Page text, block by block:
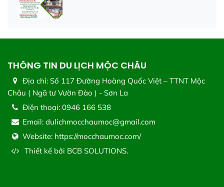
THÔNG TIN DU LỊCH MỘC CHÂU
Địa chỉ: Số 117 Đường Hoàng Quốc Việt – TTNT Mộc
Châu ( Ngã tư Vườn Đào ) - Sơn La
Điện thoại: 0946 166 538
Email: dulichmocchaumoc@gmail.com
Website: https://mocchaumoc.com/
Thiết kế bởi BCB SOLUTIONS.